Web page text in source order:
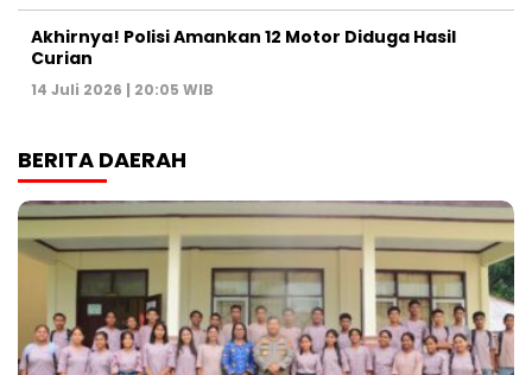
Akhirnya! Polisi Amankan 12 Motor Diduga Hasil
Curian
14 Juli 2026 | 20:05 WIB
BERITA DAERAH